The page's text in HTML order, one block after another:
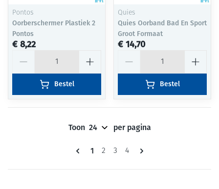
Pontos
Oorberschermer Plastiek 2
Pontos
€ 8,22
Bestel
Quies
Quies Oorband Bad En Sport
Groot Formaat
€ 14,70
Bestel
Pagina's
U lees momenteel pagina
1 Pagina
2 Pagina
3 Pagina
4
Toon per pagina